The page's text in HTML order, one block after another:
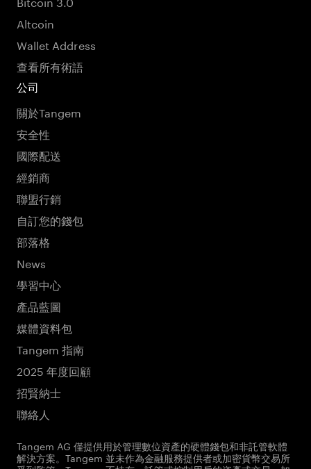
Altcoin
Wallet Address
查看所有術語
公司
關於Tangem
安全性
國際配送
經銷商
聯盟行銷
自訂您的錢包
部落格
News
學習中心
產品藍圖
媒體資料包
Tangem 指南
2025 年度回顧
招賢納士
聯絡人
Tangem AG 僅提供用於管理數位資產的硬體錢包和非託管軟體
解決方案。Tangem 並未作為金融服務提供者或加密貨幣交易所